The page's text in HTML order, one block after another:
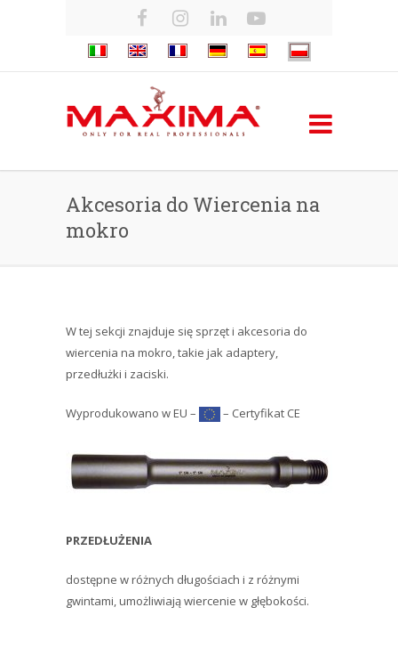
Akcesoria do Wiercenia na
mokro
W tej sekcji znajduje się sprzęt i akcesoria do
wiercenia na mokro, takie jak adaptery,
przedłużki i zaciski.
Wyprodukowano w EU – – Certyfikat CE
PRZEDŁUŻENIA
dostępne w różnych długościach i z różnymi
gwintami, umożliwiają wiercenie w głębokości.